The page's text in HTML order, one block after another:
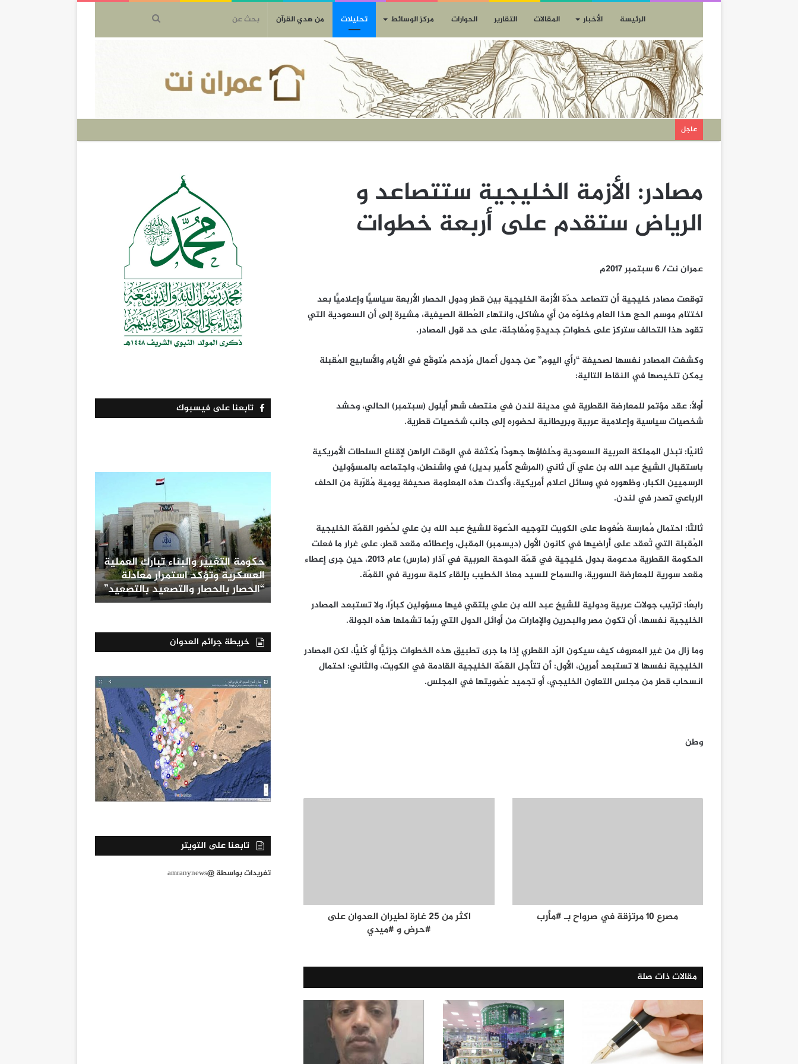
الرئيسة الأخبار المقالات التقارير الحوارات مركز الوسائط تحليلات من هدي القرآن
عاجل
مصادر: الأزمة الخليجية ستتصاعد و
الرياض ستقدم على أربعة خطوات
عمران نت/ 6 سبتمبر 2017م
توقعت مصادر خليجية أن تتصاعد حدّة الأزمة الخليجية بين قطر ودول الحصار الأربعة سياسيًّا وإعلاميًّا بعد
اختتام موسم الحج هذا العام وخلوّه من أي مشاكل، وانتهاء العُطلة الصيفية، مشيرة إلى أن السعودية التي
تقود هذا التحالف ستركز على خطواتٍ جديدةٍ ومُفاجئة، على حد قول المصادر.
وكشفت المصادر نفسها لصحيفة “رأي اليوم” عن جدول أعمال مُزدحم مُتوقّع في الأيام والأسابيع المُقبلة
يمكن تلخيصها في النقاط التالية:
أولاً: عقد مؤتمر للمعارضة القطرية في مدينة لندن في منتصف شهر أيلول (سبتمبر) الحالي، وحشد
شخصيات سياسية وإعلامية عربية وبريطانية لحضوره إلى جانب شخصيات قطرية.
ثانيًا: تبذل المملكة العربية السعودية وحُلفاؤها جهودًا مُكثّفة في الوقت الراهن لإقناع السلطات الأمريكية
باستقبال الشيخ عبد الله بن علي آل ثاني (المرشح كأمير بديل) في واشنطن، واجتماعه بالمسؤولين
الرسميين الكبار، وظهوره في وسائل اعلام أمريكية، وأكدت هذه المعلومة صحيفة يومية مُقرّبة من الحلف
الرباعي تصدر في لندن.
ثالثًا: احتمال مُمارسة ضُغوط على الكويت لتوجيه الدّعوة للشيخ عبد الله بن علي لحُضور القمّة الخليجية
المُقبلة التي تُعقد على أراضيها في كانون الأول (ديسمبر) المقبل، وإعطائه مقعد قطر، على غرار ما فعلت
الحكومة القطرية مدعومة بدول خليجية في قمّة الدوحة العربية في آذار (مارس) عام 2013، حين جرى إعطاء
مقعد سورية للمعارضة السورية، والسماح للسيد معاذ الخطيب بإلقاء كلمة سورية في القمّة.
رابعًا: ترتيب جولات عربية ودولية للشيخ عبد الله بن علي يلتقي فيها مسؤولين كبارًا، ولا تستبعد المصادر
الخليجية نفسها، أن تكون مصر والبحرين والإمارات من أوائل الدول التي ربّما تشملها هذه الجولة.
وما زال من غير المعروف كيف سيكون الرّد القطري إذا ما جرى تطبيق هذه الخطوات جزئيًّا أو كُليًّا، لكن المصادر
الخليجية نفسها لا تستبعد أمرين، الأول: أن تتأجل القمّة الخليجية القادمة في الكويت، والثاني: احتمال
انسحاب قطر من مجلس التعاون الخليجي، أو تجميد عُضويتها في المجلس.
وطن
مصرع 10 مرتزقة في صرواح بـ #مأرب
اكثر من 25 غارة لطيران العدوان على
#حرض و #ميدي
مقالات ذات صلة
تابعنا على فيسبوك
حكومة التغيير والبناء تبارك العملية
العسكرية وتؤكد استمرار معادلة
“الحصار بالحصار والتصعيد بالتصعيد”
خريطة جرائم العدوان
تابعنا على التويتر
تغريدات بواسطة @amranynews